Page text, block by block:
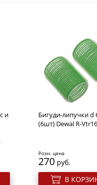
Щипцы-
Babyliss Pro Silken
Touch,25х90мм,с
титаново-
покрытие,40 Вт
Розн. цена
руб.
арт. 540v-BAB2670EPE
и
Бигуди-липучки d
(6шт) Dewal R-Vtr16
Розн. цена
270 руб.
В